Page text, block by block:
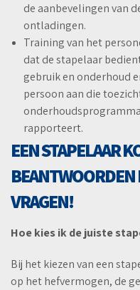
de aanbevelingen van
ontladingen.
Training van het
dat de stapelaar
gebruik en onderhoud
persoon aan die
rapporteert.
EEN STAPELAAR
BEANTWOORDEN
VRAGEN!
Hoe kies ik de juiste
Bij het kiezen van een
op het hefvermogen, de